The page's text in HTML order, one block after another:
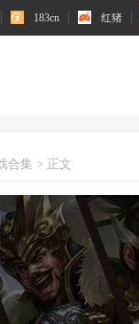
183cn 红猪
合集 > 正文